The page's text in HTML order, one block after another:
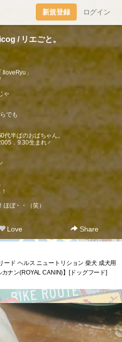
新規登録 ログイン
/ リエごと。
」
ゃ
でも
代半ばのおばちゃん。
．9.30生まれ♂
ぼ・・（笑）
Love Share
ード ヘルス ニュートリション 柴犬 成犬用
ナン(ROYAL CANIN)】[ドッグフード]